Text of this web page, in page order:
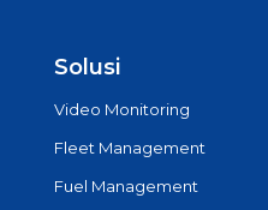
Solusi
Video Monitoring
Fleet Management
Fuel Management